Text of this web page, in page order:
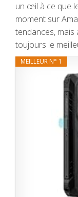
un œil à ce que
moment sur
tendances, mais
toujours le
MEILLEUR N° 1